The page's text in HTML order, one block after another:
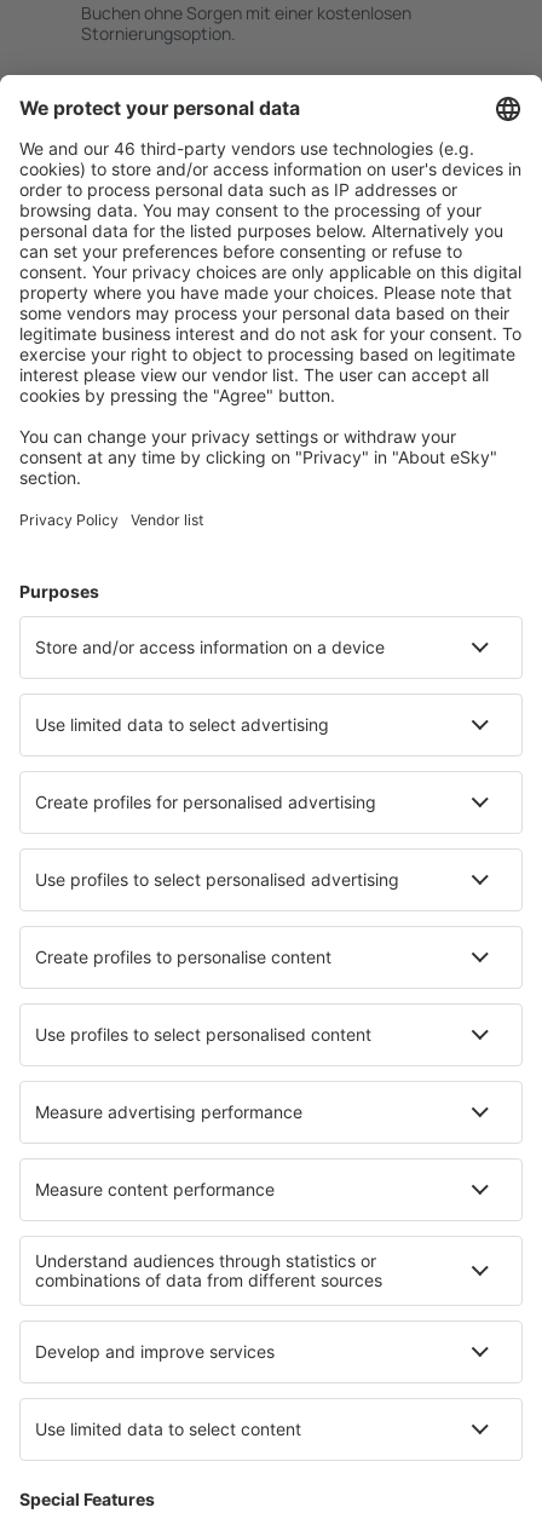
Buchen ohne Sorgen mit einer kostenlosen
Stornierungsoption.
Attraktive Preise und Spezialangebote für eingeloggte
Benutzer.
Unterkünfte, die Sie mögen
Wählen Sie aus über 1,3 Millionen Unterkünften: Hotels,
Hütten, Apartments und andere.
Meist gesuchte Unterkünfte von eSky Nutzern
Unterkünfte in Bolivien - Beliebte Städte
Unterkunft in La Paz Unterkunft in Cochabamba
Unterkunft in La Bélgica Unterkunft in Concepcion
Die besten Unterkünfte - Städte
Unterkunft in Autoire Unterkunft in Aranova
Unterkunft in Bindslev Unterkunft in Wollaston Lake
Unterkunft in Fuencaliente de la Palma
Unterkunft in Kingsbury
Unterkunft in Santa Cruz Unterkunft in Lake Titicaca
Unterkunft in Cochabamba
Unterkunft auf der Eastern Anatolia
Unterkunft in Rila Mountains
Unterkunft in Wigierski-Nationalpark Unterkunft in Honduras